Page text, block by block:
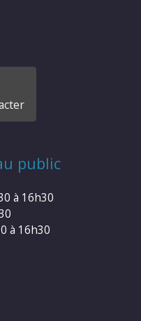
public
à 16h30
à 16h30